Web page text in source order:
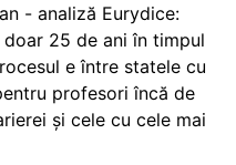
- analiză Eurydice:
25 de ani în timpul
e între statele cu
profesori încă de
și cele cu cele mai